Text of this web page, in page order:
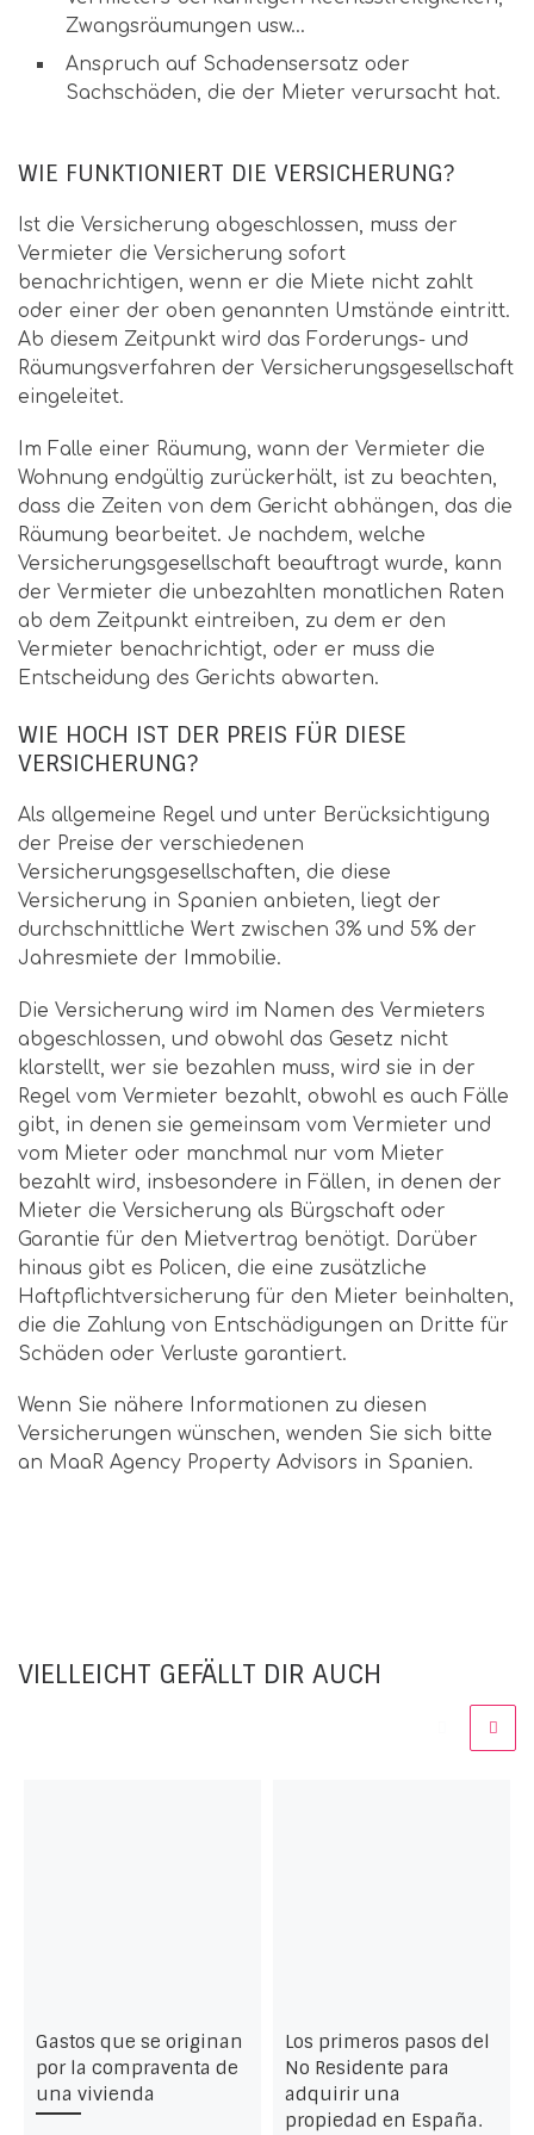
Zwangsräumungen usw…
Anspruch auf Schadensersatz oder
Sachschäden, die der Mieter verursacht hat.
WIE FUNKTIONIERT DIE VERSICHERUNG?
Ist die Versicherung abgeschlossen, muss der
Vermieter die Versicherung sofort
benachrichtigen, wenn er die Miete nicht zahlt
oder einer der oben genannten Umstände eintritt.
Ab diesem Zeitpunkt wird das Forderungs- und
Räumungsverfahren der Versicherungsgesellschaft
eingeleitet.
Im Falle einer Räumung, wann der Vermieter die
Wohnung endgültig zurückerhält, ist zu beachten,
dass die Zeiten von dem Gericht abhängen, das die
Räumung bearbeitet. Je nachdem, welche
Versicherungsgesellschaft beauftragt wurde, kann
der Vermieter die unbezahlten monatlichen Raten
ab dem Zeitpunkt eintreiben, zu dem er den
Vermieter benachrichtigt, oder er muss die
Entscheidung des Gerichts abwarten.
WIE HOCH IST DER PREIS FÜR DIESE
VERSICHERUNG?
Als allgemeine Regel und unter Berücksichtigung
der Preise der verschiedenen
Versicherungsgesellschaften, die diese
Versicherung in Spanien anbieten, liegt der
durchschnittliche Wert zwischen 3% und 5% der
Jahresmiete der Immobilie.
Die Versicherung wird im Namen des Vermieters
abgeschlossen, und obwohl das Gesetz nicht
klarstellt, wer sie bezahlen muss, wird sie in der
Regel vom Vermieter bezahlt, obwohl es auch Fälle
gibt, in denen sie gemeinsam vom Vermieter und
vom Mieter oder manchmal nur vom Mieter
bezahlt wird, insbesondere in Fällen, in denen der
Mieter die Versicherung als Bürgschaft oder
Garantie für den Mietvertrag benötigt. Darüber
hinaus gibt es Policen, die eine zusätzliche
Haftpflichtversicherung für den Mieter beinhalten,
die die Zahlung von Entschädigungen an Dritte für
Schäden oder Verluste garantiert.
Wenn Sie nähere Informationen zu diesen
Versicherungen wünschen, wenden Sie sich bitte
an MaaR Agency Property Advisors in Spanien.
VIELLEICHT GEFÄLLT DIR AUCH
Gastos que se originan
por la compraventa de
una vivienda
Los primeros pasos del
No Residente para
adquirir una
propiedad en España.